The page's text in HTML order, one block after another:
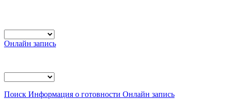
Онлайн запись
Поиск Информация о готовности Онлайн запись